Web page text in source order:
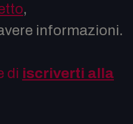
,
informazioni.
di iscriverti alla